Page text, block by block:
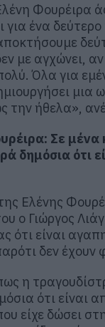
Φουρέιρα
ένα δεύτερο
με αγχώνει,
Όλα για
μια
την ήθελα»,
Σε μένα
δημόσια ότι
Ελένης
ο Γιώργος
ότι είναι
δεν έχουν
η
ότι είναι
είχε δώσει